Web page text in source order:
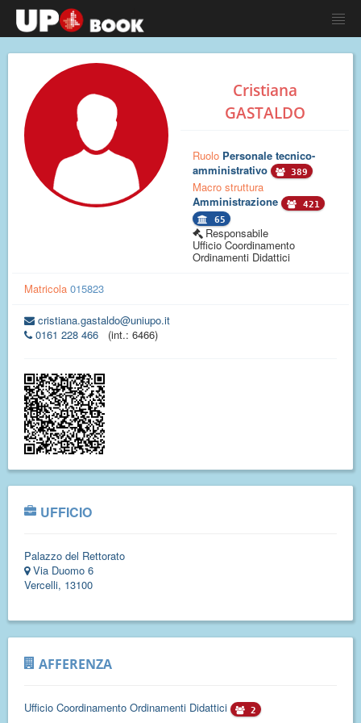
Cristiana
GASTALDO
Ruolo Personale tecnico-
amministrativo
389
Macro struttura
Amministrazione
421
65
Responsabile
Ufficio Coordinamento
Ordinamenti Didattici
Matricola 015823
cristiana.gastaldo@uniupo.it
0161 228 466
(int.: 6466)
UFFICIO
Palazzo del Rettorato
Via Duomo 6
Vercelli, 13100
AFFERENZA
Ufficio Coordinamento Ordinamenti Didattici 2